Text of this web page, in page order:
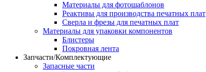
Материалы для фотошаблонов
Реактивы для производства печатных плат
Сверла и фрезы для печатных плат
Материалы для упаковки компонентов
Блистеры
Покровная лента
Запчасти/Комплектующие
Запасные части